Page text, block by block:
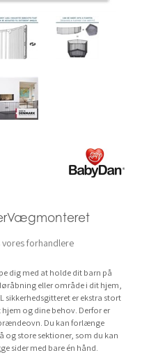
forhandlere
dig med at holde dit barn på
eller område i dit hjem,
sikkerhedsgitteret er ekstra stort
og dine behov. Derfor er
Du kan forlænge
og store sektioner, som du kan
sider med bare én hånd.